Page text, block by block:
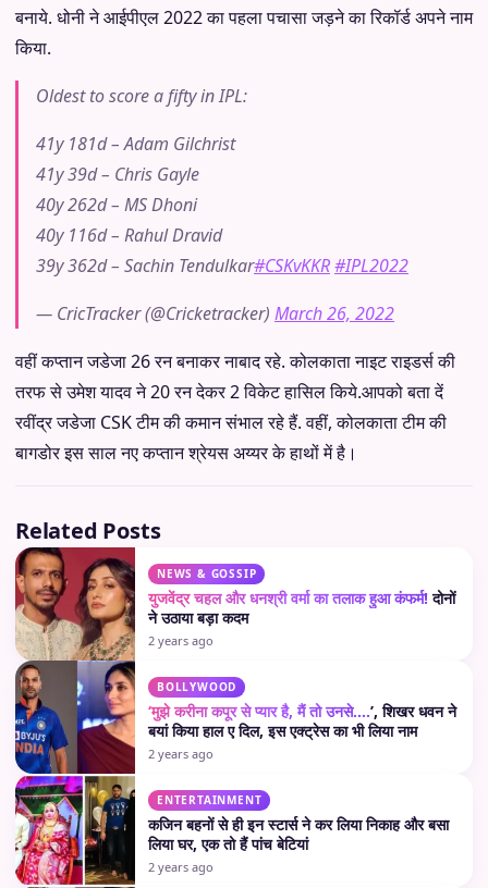
बनाये. धोनी ने आईपीएल 2022 का पहला पचासा जड़ने का रिकॉर्ड अपने नाम
किया.
Oldest to score a fifty in IPL:
41y 181d – Adam Gilchrist
41y 39d – Chris Gayle
40y 262d – MS Dhoni
40y 116d – Rahul Dravid
39y 362d – Sachin Tendulkar#CSKvKKR#IPL2022
— CricTracker (@Cricketracker) March 26, 2022
वहीं कप्तान जडेजा 26 रन बनाकर नाबाद रहे. कोलकाता नाइट राइडर्स की
तरफ से उमेश यादव ने 20 रन देकर 2 विकेट हासिल किये.आपको बता दें
रवींद्र जडेजा CSK टीम की कमान संभाल रहे हैं. वहीं, कोलकाता टीम की
बागडोर इस साल नए कप्तान श्रेयस अय्यर के हाथों में है।
Related Posts
NEWS & GOSSIP
युजवेंद्र चहल और धनश्री वर्मा का तलाक हुआ कंफर्म!दोनों
ने उठाया बड़ा कदम
2 years ago
BOLLYWOOD
‘मुझे करीना कपूर से प्यार है, मैं तो उनसे….’, शिखर धवन ने
बयां किया हाल ए दिल, इस एक्ट्रेस का भी लिया नाम
2 years ago
ENTERTAINMENT
कजिन बहनों से ही इन स्टार्स ने कर लिया निकाह और बसा
लिया घर, एक तो हैं पांच बेटियां
2 years ago